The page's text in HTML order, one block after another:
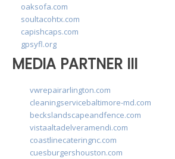
oaksofa.com
soultacohtx.com
capishcaps.com
gpsyfl.org
MEDIA PARTNER III
vwrepairarlington.com
cleaningservicebaltimore-md.com
beckslandscapeandfence.com
vistaaltadelveramendi.com
coastlinecateringnc.com
cuesburgershouston.com